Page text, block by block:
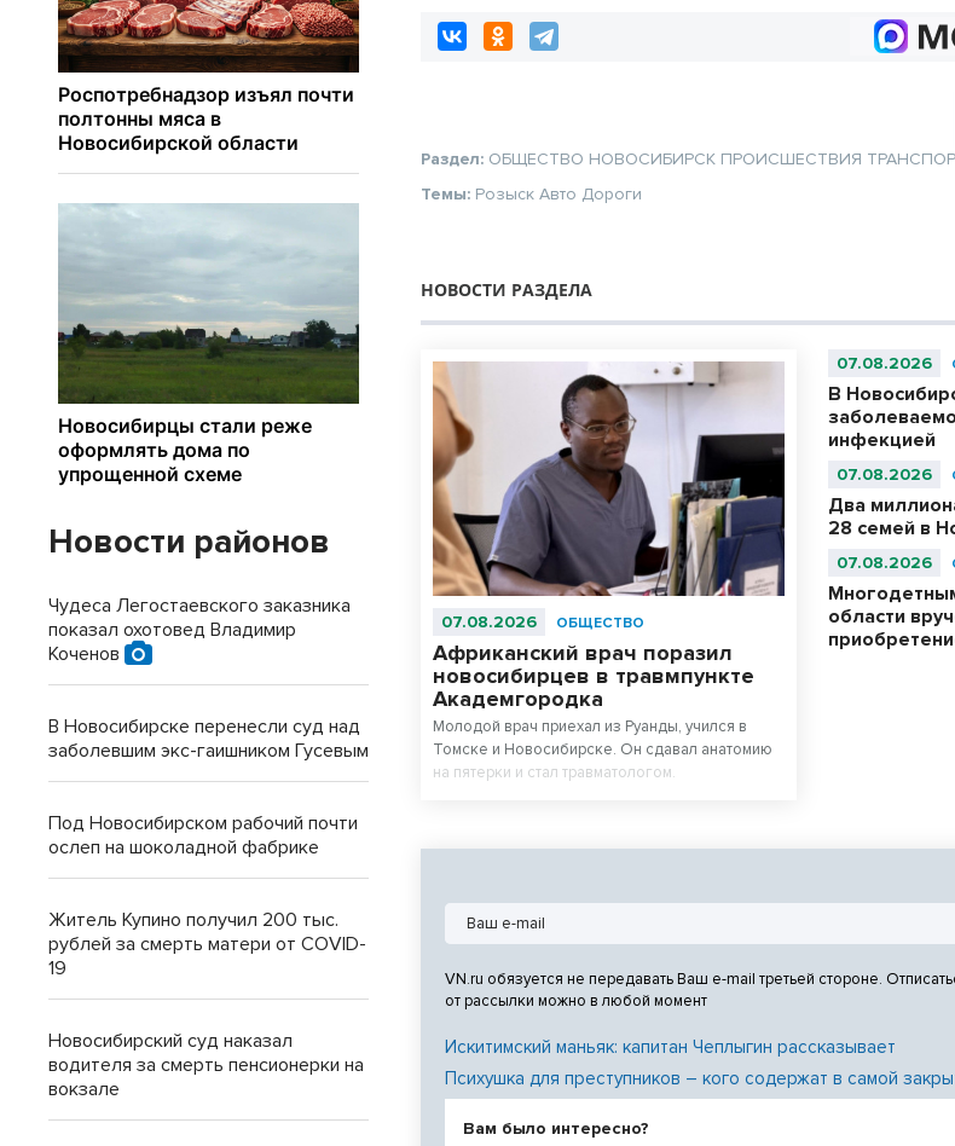
Раздел: ОБЩЕСТВО НОВОСИБИРСК ПРОИСШЕСТВИЯ
Темы: Розыск Авто Дороги
НОВОСТИ РАЗДЕЛА
07.08.2026 ОБЩЕСТВО
Африканский врач поразил
новосибирцев в травмпункте
Академгородка
Молодой врач приехал из Руанды, учился в
Томске и Новосибирске. Он сдавал анатомию
на пятерки и стал травматологом.
07.08.2026
В
инфекцией
07.08.2026
Два
28 семей в
07.08.2026
области
VN.ru обязуется не передавать Ваш e-mail третьей стороне.
от рассылки можно в любой момент
Искитимский маньяк: капитан Чеплыгин рассказывает
Психушка для преступников – кого содержат в самой
Вам было интересно?
Новости районов
Чудеса Легостаевского заказника
показал охотовед Владимир
Коченов
В Новосибирске перенесли суд над
заболевшим экс-гаишником Гусевым
Под Новосибирском рабочий почти
ослеп на шоколадной фабрике
Житель Купино получил 200 тыс.
рублей за смерть матери от COVID-
19
Новосибирский суд наказал
водителя за смерть пенсионерки на
вокзале